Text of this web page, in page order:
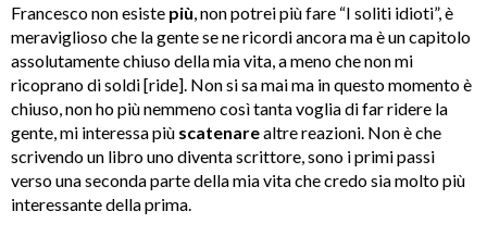
Francesco non esiste più, non potrei più fare “I soliti idioti”, è
meraviglioso che la gente se ne ricordi ancora ma è un capitolo
assolutamente chiuso della mia vita, a meno che non mi
ricoprano di soldi [ride]. Non si sa mai ma in questo momento è
chiuso, non ho più nemmeno così tanta voglia di far ridere la
gente, mi interessa più scatenarealtre reazioni. Non è che
scrivendo un libro uno diventa scrittore, sono i primi passi
verso una seconda parte della mia vita che credo sia molto più
interessante della prima.